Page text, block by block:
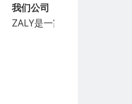
我们公司
ZALY是一家专业生产和销